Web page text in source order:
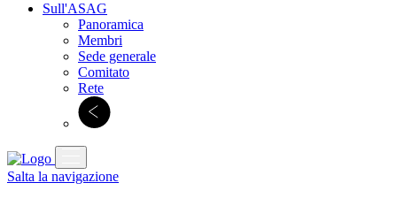
Sull'ASAG
Panoramica
Membri
Sede generale
Comitato
Rete
Salta la navigazione